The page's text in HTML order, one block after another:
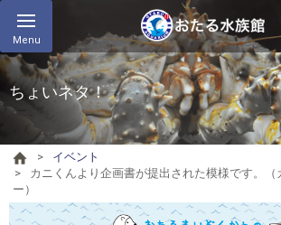
Menu
ちょいネタ！
イベント
カニくんより企画書が提出された模様です。（
ー）